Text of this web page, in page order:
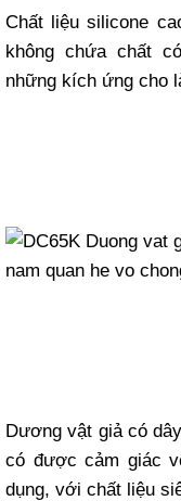
Chất liệu silicone
không chứa chất
những kích ứng cho
Dương vật giả có
có được cảm giác
dụng, với chất liệu